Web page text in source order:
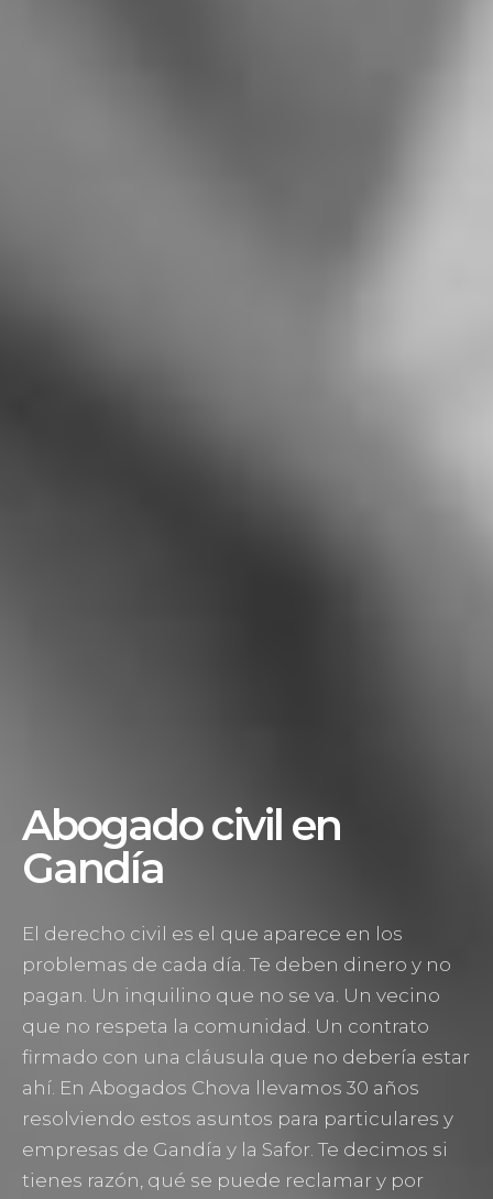
Abogado civil en
Gandía
El derecho civil es el que aparece en los
problemas de cada día. Te deben dinero y no
pagan. Un inquilino que no se va. Un vecino
que no respeta la comunidad. Un contrato
firmado con una cláusula que no debería estar
ahí. En Abogados Chova llevamos 30 años
resolviendo estos asuntos para particulares y
empresas de Gandía y la Safor. Te decimos si
tienes razón, qué se puede reclamar y por